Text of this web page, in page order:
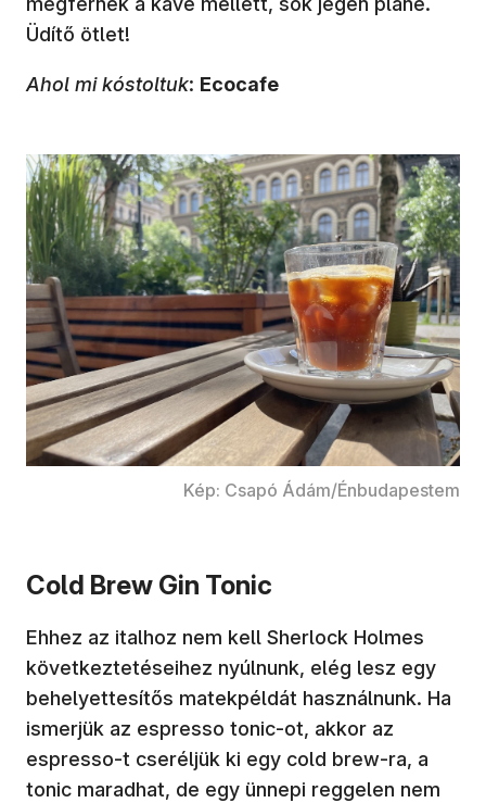
Üdítő ötlet!
Ahol mi kóstoltuk: Ecocafe
Kép: Csapó Ádám/Énbudapestem
Cold Brew Gin Tonic
Ehhez az italhoz nem kell Sherlock Holmes
következtetéseihez nyúlnunk, elég lesz egy
behelyettesítős matekpéldát használnunk. Ha
ismerjük az espresso tonic-ot, akkor az
espresso-t cseréljük ki egy cold brew-ra, a
tonic maradhat, de egy ünnepi reggelen nem